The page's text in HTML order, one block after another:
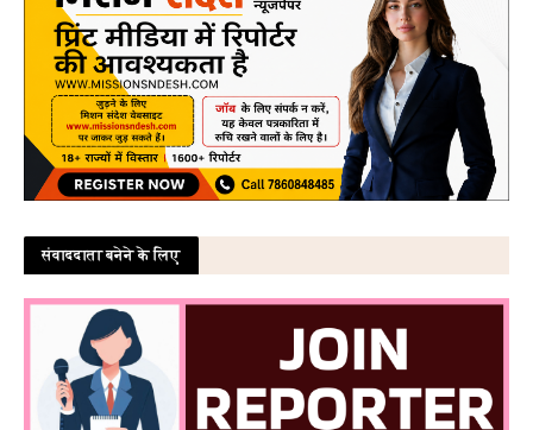
संवाददाता बनेने के लिए